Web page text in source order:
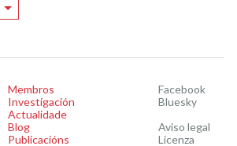
Membros
Investigación
Actualidade
Blog
Publicacións
Facebook
Bluesky
Aviso legal
Licenza